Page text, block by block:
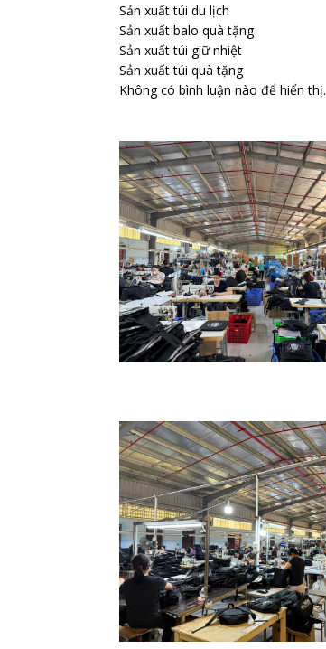
Sản xuất túi du lịch
Sản xuất balo quà tặng
Sản xuất túi giữ nhiệt
Sản xuất túi quà tặng
Không có bình luận nào để hiển thị.